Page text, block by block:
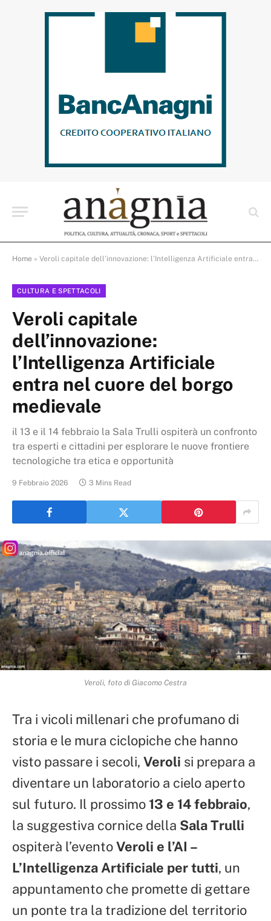
Home » Veroli capitale dell’innovazione: l’Intelligenza Artificiale entra nel cuore del borgo medievale
CULTURA E SPETTACOLI
Veroli capitale
dell’innovazione:
l’Intelligenza Artificiale
entra nel cuore del borgo
medievale
il 13 e il 14 febbraio la Sala Trulli ospiterà un confronto
tra esperti e cittadini per esplorare le nuove frontiere
tecnologiche tra etica e opportunità
9 Febbraio 2026 3 Mins Read
Veroli, foto di Giacomo Cestra
Tra i vicoli millenari che profumano di
storia e le mura ciclopiche che hanno
visto passare i secoli, Veroli si prepara a
diventare un laboratorio a cielo aperto
sul futuro. Il prossimo 13 e 14 febbraio,
la suggestiva cornice della Sala Trulli
ospiterà l’eventoVeroli e l’AI –
L’Intelligenza Artificiale per tutti, un
appuntamento che promette di gettare
un ponte tra la tradizione del territorio